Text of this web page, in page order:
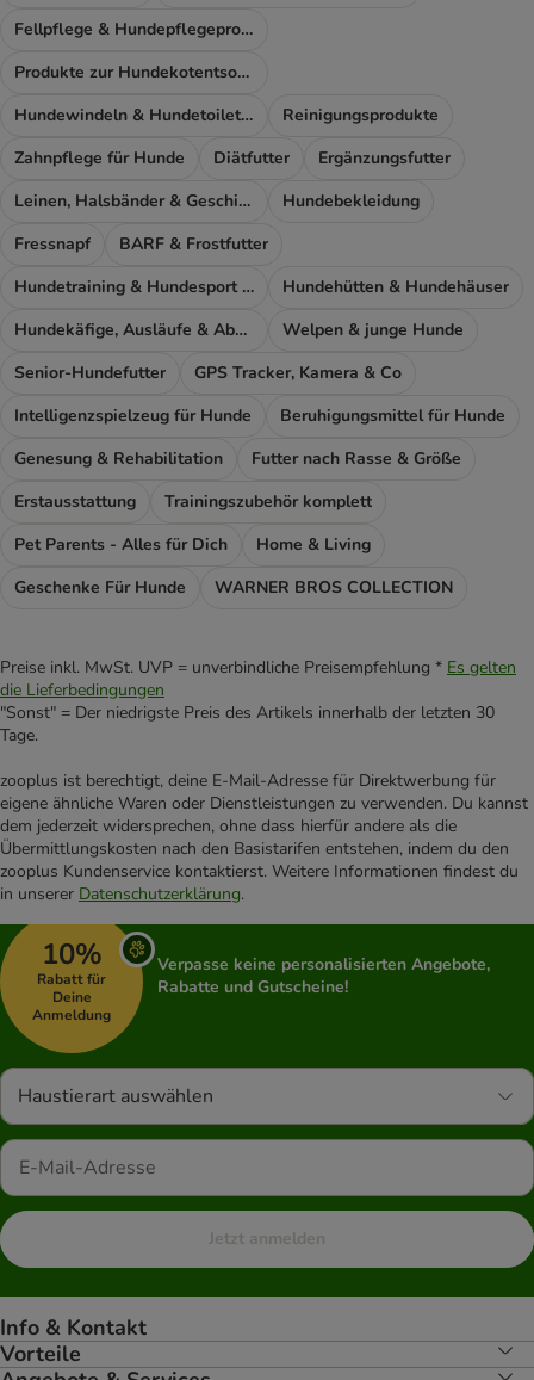
Fellpflege & Hundepflegeprodukte
Produkte zur Hundekotentsorgung
Hundewindeln & Hundetoiletten
Reinigungsprodukte
Zahnpflege für Hunde
Diätfutter
Ergänzungsfutter
Leinen, Halsbänder & Geschirre
Hundebekleidung
Fressnapf
BARF & Frostfutter
Hundetraining & Hundesport Zubehör
Hundehütten & Hundehäuser
Hundekäfige, Ausläufe & Absperrgitter
Welpen & junge Hunde
Senior-Hundefutter
GPS Tracker, Kamera & Co
Intelligenzspielzeug für Hunde
Beruhigungsmittel für Hunde
Genesung & Rehabilitation
Futter nach Rasse & Größe
Erstausstattung
Trainingszubehör komplett
Pet Parents - Alles für Dich
Home & Living
Geschenke Für Hunde
WARNER BROS COLLECTION
Preise inkl. MwSt. UVP = unverbindliche Preisempfehlung * Es gelten
die Lieferbedingungen
"Sonst" = Der niedrigste Preis des Artikels innerhalb der letzten 30
Tage.
zooplus ist berechtigt, deine E-Mail-Adresse für Direktwerbung für
eigene ähnliche Waren oder Dienstleistungen zu verwenden. Du kannst
dem jederzeit widersprechen, ohne dass hierfür andere als die
Übermittlungskosten nach den Basistarifen entstehen, indem du den
zooplus Kundenservice kontaktierst. Weitere Informationen findest du
in unserer Datenschutzerklärung.
10%
Rabatt für
Deine
Anmeldung
Verpasse keine personalisierten Angebote,
Rabatte und Gutscheine!
Haustierart auswählen
Jetzt anmelden
Info & Kontakt
Vorteile